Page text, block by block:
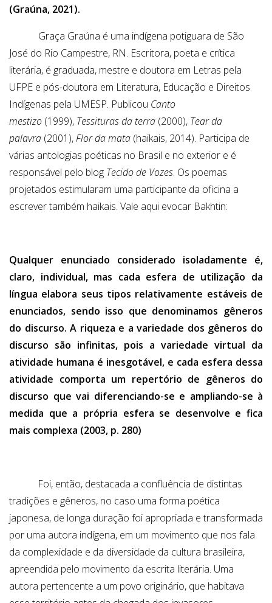
(Graúna, 2021).
Graça Graúna é uma indígena potiguara de São
José do Rio Campestre, RN. Escritora, poeta e crítica
literária, é graduada, mestre e doutora em Letras pela
UFPE e pós-doutora em Literatura, Educação e Direitos
Indígenas pela UMESP. Publicou Canto
mestizo (1999), Tessituras da terra (2000), Tear da
palavra (2001),Flor da mata (haikais, 2014). Participa de
várias antologias poéticas no Brasil e no exterior e é
responsável pelo blog Tecido de Vozes. Os poemas
projetados estimularam uma participante da oficina a
escrever também haikais. Vale aqui evocar Bakhtin:
Qualquer enunciado considerado isoladamente é,
claro, individual, mas cada esfera de utilização da
língua elabora seus tipos relativamente estáveis de
enunciados, sendo isso que denominamos gêneros
do discurso. A riqueza e a variedade dos gêneros do
discurso são infinitas, pois a variedade virtual da
atividade humana é inesgotável, e cada esfera dessa
atividade comporta um repertório de gêneros do
discurso que vai diferenciando-se e ampliando-se à
medida que a própria esfera se desenvolve e fica
mais complexa (2003, p. 280)
Foi, então, destacada a confluência de distintas
tradições e gêneros, no caso uma forma poética
japonesa, de longa duração foi apropriada e transformada
por uma autora indígena, em um movimento que nos fala
da complexidade e da diversidade da cultura brasileira,
apreendida pelo movimento da escrita literária. Uma
autora pertencente a um povo originário, que habitava